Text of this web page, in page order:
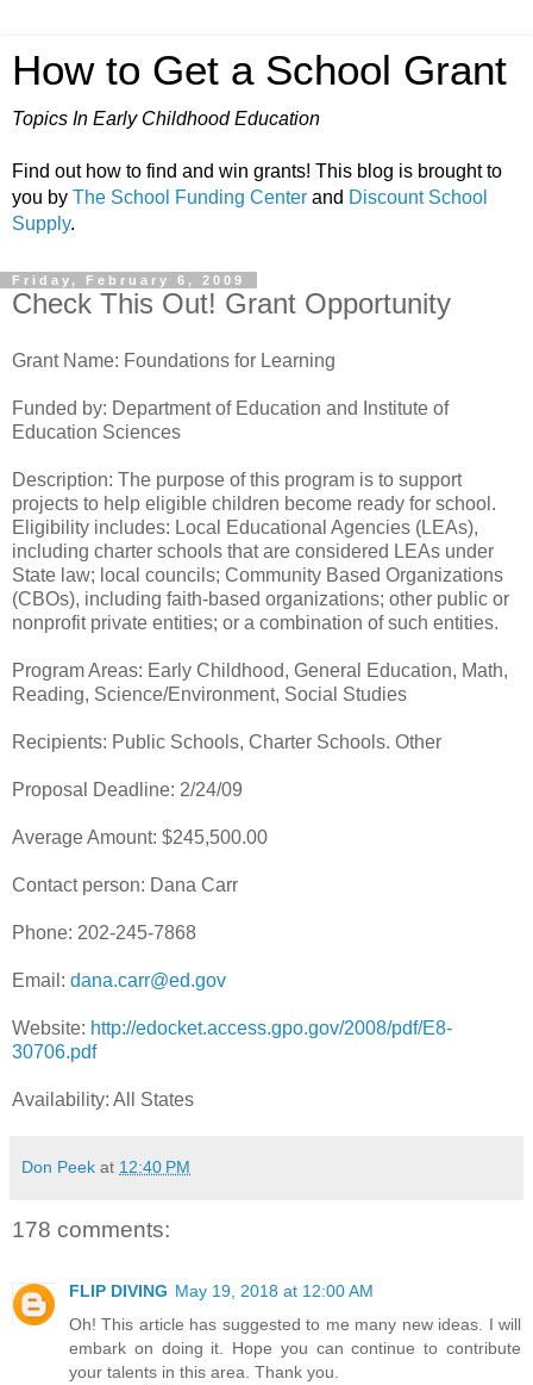
How to Get a School Grant
Topics In Early Childhood Education
Find out how to find and win grants! This blog is brought to
you by The School Funding Center and Discount School
Supply.
Friday, February 6, 2009
Check This Out! Grant Opportunity
Grant Name: Foundations for Learning
Funded by: Department of Education and Institute of
Education Sciences
Description: The purpose of this program is to support
projects to help eligible children become ready for school.
Eligibility includes: Local Educational Agencies (LEAs),
including charter schools that are considered LEAs under
State law; local councils; Community Based Organizations
(CBOs), including faith-based organizations; other public or
nonprofit private entities; or a combination of such entities.
Program Areas: Early Childhood, General Education, Math,
Reading, Science/Environment, Social Studies
Recipients: Public Schools, Charter Schools. Other
Proposal Deadline: 2/24/09
Average Amount: $245,500.00
Contact person: Dana Carr
Phone: 202-245-7868
Email: dana.carr@ed.gov
Website: http://edocket.access.gpo.gov/2008/pdf/E8-
30706.pdf
Availability: All States
Don Peek at 12:40 PM
178 comments:
FLIP DIVING May 19, 2018 at 12:00 AM
Oh! This article has suggested to me many new ideas. I will
embark on doing it. Hope you can continue to contribute
your talents in this area. Thank you.